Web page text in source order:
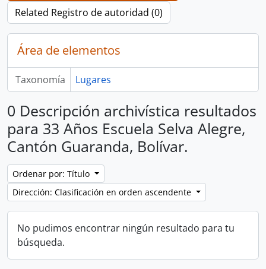
Related Registro de autoridad (0)
Área de elementos
Taxonomía Lugares
0 Descripción archivística resultados
para 33 Años Escuela Selva Alegre,
Cantón Guaranda, Bolívar.
Ordenar por: Título
Dirección: Clasificación en orden ascendente
No pudimos encontrar ningún resultado para tu
búsqueda.